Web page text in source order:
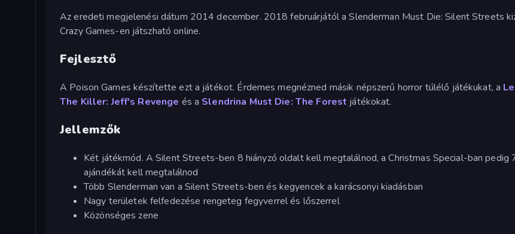
Az eredeti megjelenési dátum 2014 december. 2018 februárjától a Slenderman Must Die: Silent Streets
Crazy Games-en játszható online.
Fejlesztő
A Poison Games készítette ezt a játékot. Érdemes megnézned másik népszerű horror túlélő játékukat, a
The Killer: Jeff's Revenge és a Slendrina Must Die: The Forest játékokat.
Jellemzők
Két játékmód. A Silent Streets-ben 8 hiányzó oldalt kell megtalálnod, a Christmas Special-ban pedig
ajándékát kell megtalálnod
Több Slenderman van a Silent Streets-ben és kegyencek a karácsonyi kiadásban
Nagy területek felfedezése rengeteg fegyverrel és lőszerrel
Közönséges zene